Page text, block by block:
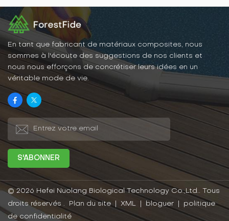
pas affectés par les
termites, la pourriture ou
d’autres problèmes liés au
soleil et à la pluie. Ainsi,
les panneaux WPC
conservent longtemps leur
fonctionnalité en extérieur.
En tant que fabricant de matériaux composites, nous
sommes à l'écoute des suggestions de nos clients et
nous nous efforçons de concrétiser leurs idées en un
véritable mode de vie.
© 2026 Hefei Nuolang Biological Technology Co.,Ltd.. Tous
droits réservés .
Plan du site XML bloguer
politique
de confidentialité